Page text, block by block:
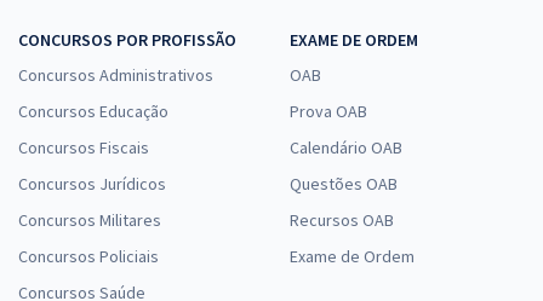
CONCURSOS POR PROFISSÃO
Concursos Administrativos
Concursos Educação
Concursos Fiscais
Concursos Jurídicos
Concursos Militares
Concursos Policiais
Concursos Saúde
EXAME DE ORDEM
OAB
Prova OAB
Calendário OAB
Questões OAB
Recursos OAB
Exame de Ordem